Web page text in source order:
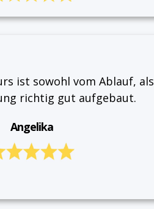
ist sowohl vom Ablauf, als
richtig gut aufgebaut.
Angelika